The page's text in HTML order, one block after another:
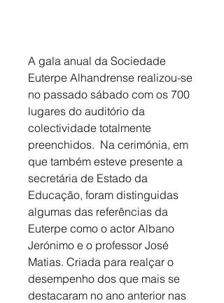
A gala anual da Sociedade
Euterpe Alhandrense realizou-se
no passado sábado com os 700
lugares do auditório da
colectividade totalmente
preenchidos.  Na cerimónia, em
que também esteve presente a
secretária de Estado da
Educação, foram distinguidas
algumas das referências da
Euterpe como o actor Albano
Jerónimo e o professor José
Matias. Criada para realçar o
desempenho dos que mais se
destacaram no ano anterior nas